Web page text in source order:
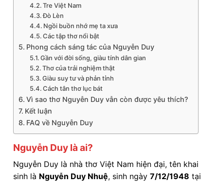
Tre Việt Nam
Đò Lèn
Ngồi buồn nhớ mẹ ta xưa
Các tập thơ nổi bật
Phong cách sáng tác của Nguyễn Duy
Gần với đời sống, giàu tính dân gian
Thơ của trải nghiệm thật
Giàu suy tư và phản tỉnh
Cách tân thơ lục bát
Vì sao thơ Nguyễn Duy vẫn còn được yêu thích?
Kết luận
FAQ về Nguyễn Duy
Nguyễn Duy là ai?
Nguyễn Duy là nhà thơ Việt Nam hiện đại, tên khai
sinh là Nguyễn Duy Nhuệ, sinh ngày 7/12/1948 tại